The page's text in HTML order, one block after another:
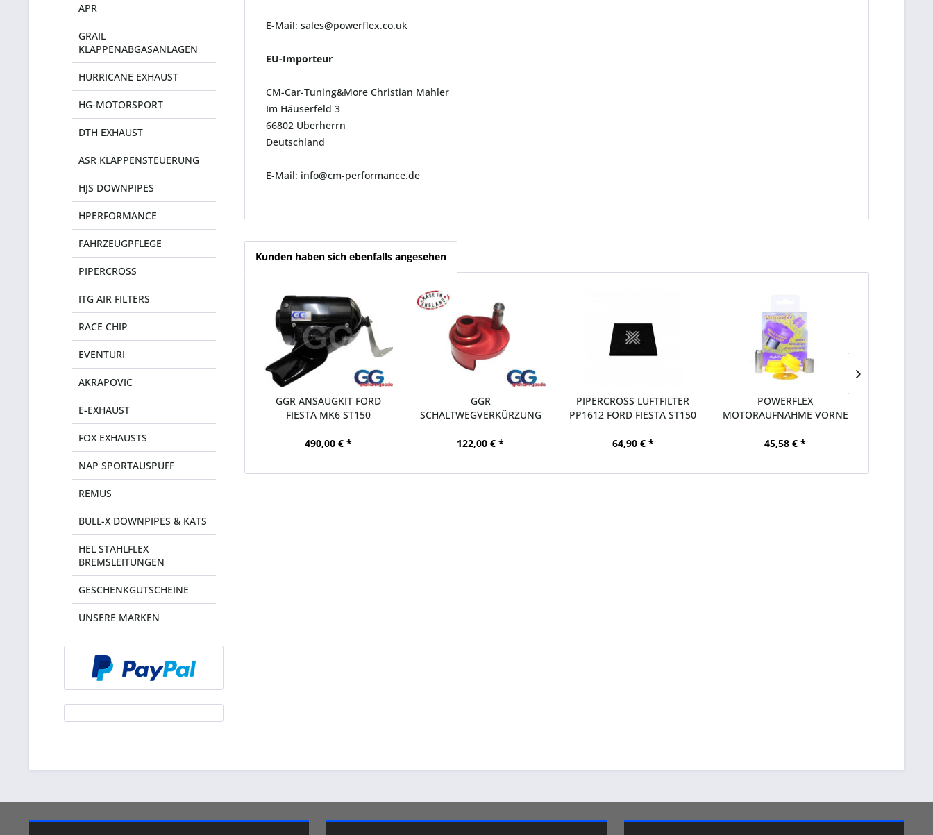
APR
GRAIL
KLAPPENABGASANLAGEN
HURRICANE EXHAUST
HG-MOTORSPORT
DTH EXHAUST
ASR KLAPPENSTEUERUNG
HJS DOWNPIPES
HPERFORMANCE
FAHRZEUGPFLEGE
PIPERCROSS
ITG AIR FILTERS
RACE CHIP
EVENTURI
AKRAPOVIC
E-EXHAUST
FOX EXHAUSTS
NAP SPORTAUSPUFF
REMUS
BULL-X DOWNPIPES & KATS
HEL STAHLFLEX
BREMSLEITUNGEN
GESCHENKGUTSCHEINE
UNSERE MARKEN
E-Mail: sales@powerflex.co.uk
EU-Importeur
CM-Car-Tuning&More Christian Mahler
Im Häuserfeld 3
66802 Überherrn
Deutschland
E-Mail: info@cm-performance.de
Kunden haben sich ebenfalls angesehen
GGR ANSAUGKIT FORD
FIESTA MK6 ST150
490,00 € *
GGR
SCHALTWEGVERKÜRZUNG
122,00 € *
PIPERCROSS LUFTFILTER
PP1612 FORD FIESTA ST150
64,90 € *
POWERFLEX
MOTORAUFNAHME VORNE
45,58 € *